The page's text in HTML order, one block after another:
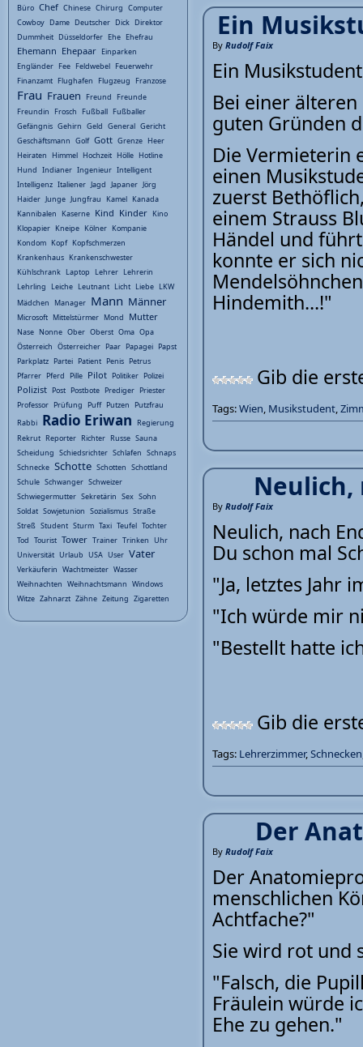
Ein
By Rudolf Faix
Ein
Bei einer
guten Gründen
Die Vermieterin
einen
zuerst
einem Strauss
Händel und
konnte er sich
Hindemith...!"
Gib die
Tags:Wien, Musikstudent,
Neulich,
By Rudolf Faix
Neulich, nach
Du schon mal
"Ja, letztes Jahr
"Ich würde mir
"Bestellt hatte
Gib die
Tags: Lehrerzimmer,Schnecken
Der
By Rudolf Faix
Der
menschlichen
Achtfache?"
Sie wird rot und
"Falsch, die
Fräulein würde
Ehe zu gehen."
Büro Chef Chinese Chirurg Computer
Cowboy Dame Deutscher Dick Direktor
Dummheit Düsseldorfer Ehe Ehefrau
Ehemann Ehepaar Einparken
Engländer Fee Feldwebel Feuerwehr
Finanzamt Flughafen Flugzeug Franzose
Frau Frauen Freund
Freunde
Freundin
Frosch Fußball Fußballer
Gefängnis Gehirn Geld General Gericht
Geschäftsmann Golf Gott Grenze Heer
Heiraten
Himmel Hochzeit Hölle Hotline
Hund Indianer Ingenieur Intelligent
Intelligenz Italiener Jagd Japaner Jörg
Haider Junge Jungfrau Kamel Kanada
Kannibalen
Kaserne Kind Kinder Kino
Klopapier Kneipe Kölner Kompanie
Kondom Kopf Kopfschmerzen
Krankenhaus Krankenschwester
Kühlschrank Laptop Lehrer Lehrerin
Lehrling
Leiche Leutnant Licht Liebe LKW
Mädchen
Manager Mann Männer
Microsoft Mittelstürmer Mond Mutter
Nase Nonne Ober Oberst Oma Opa
Österreich Österreicher Paar Papagei Papst
Parkplatz Partei Patient Penis Petrus
Pfarrer Pferd Pille Pilot Politiker Polizei
Polizist Post Postbote Prediger Priester
Professor Prüfung Puff Putzen
Putzfrau
Rabbi Radio Eriwan
Regierung
Rekrut Reporter Richter Russe Sauna
Scheidung Schiedsrichter Schlafen Schnaps
Schnecke Schotte Schotten Schottland
Schule Schwanger Schweizer
Schwiegermutter Sekretärin Sex Sohn
Soldat Sowjetunion Sozialismus Straße
Streß Student Sturm Taxi Teufel Tochter
Tod Tourist Tower Trainer Trinken Uhr
Universität Urlaub USA User Vater
Verkäuferin Wachtmeister Wasser
Weihnachten Weihnachtsmann Windows
Witze Zahnarzt Zähne Zeitung Zigaretten